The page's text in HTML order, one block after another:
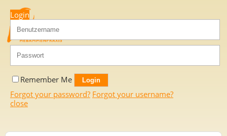
Login
Remember Me
Forgot your password? Forgot your username?
close